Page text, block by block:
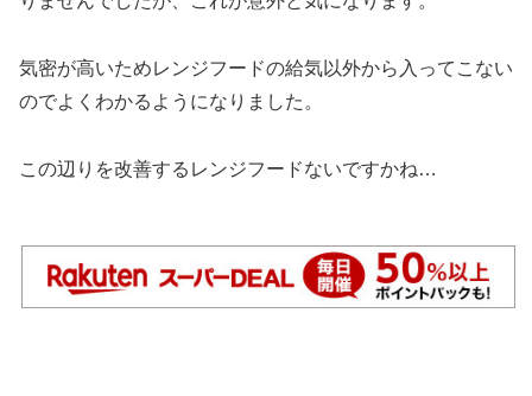
気密が高いためレンジフードの給気以外から入ってこない
のでよくわかるようになりました。
この辺りを改善するレンジフードないですかね…